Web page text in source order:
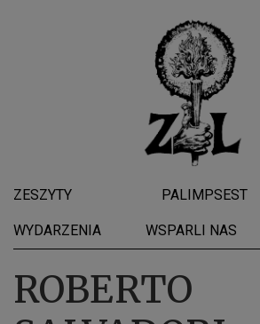
ZESZYTY PALIMPSEST
WYDARZENIA WSPARLI NAS
ROBERTO